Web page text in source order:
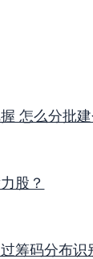
怎么分批
股？
筹码分布识